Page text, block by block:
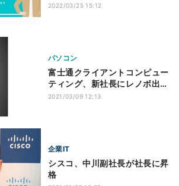
者レベル公開
2022/03/25 15:12
パソコン
富士通クライアントコンピュー
ティング、新社長にレノボ出身
の大隈氏。現社長の齋藤氏は会
2021/03/09 12:13
企業IT
シスコ、中川副社長が社長に昇
格